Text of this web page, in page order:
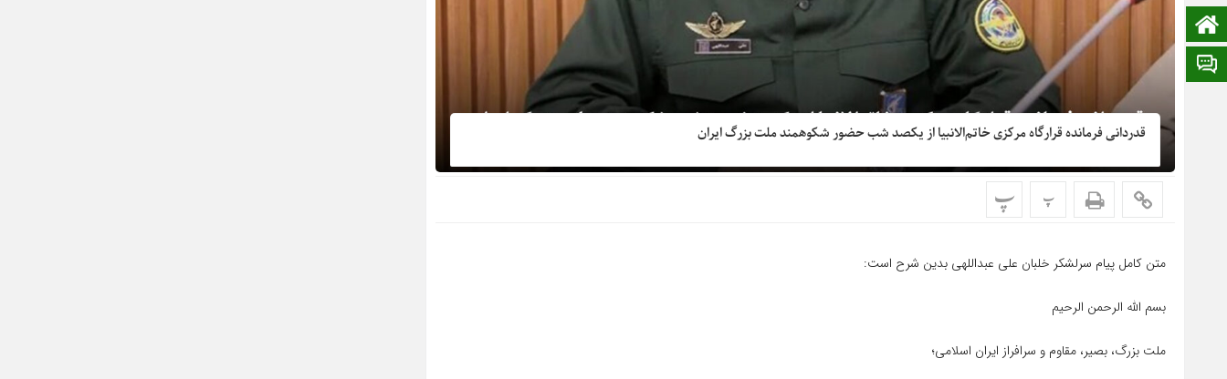
قدردانی فرمانده قرارگاه مرکزی خاتم‌الانبیا از یکصد شب حضور شکوهمند ملت بزرگ ایران
پ پ
متن کامل پیام سرلشکر خلبان علی عبداللهی بدین شرح است:
بسم الله الرحمن الرحیم
ملت بزرگ، بصیر، مقاوم و سرافراز ایران اسلامی؛